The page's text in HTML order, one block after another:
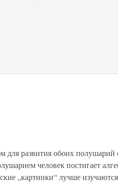
развития обоих полушарий
человек постигает
„картинки“ лучше